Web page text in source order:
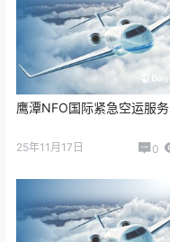
鹰潭NFO国际紧急空运服务
25年11月17日 0